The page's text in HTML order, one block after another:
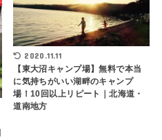
2020.11.11
【東大沼キャンプ場】無料で本当
に気持ちがいい湖畔のキャンプ
場！10回以上リピート｜北海道・
道南地方